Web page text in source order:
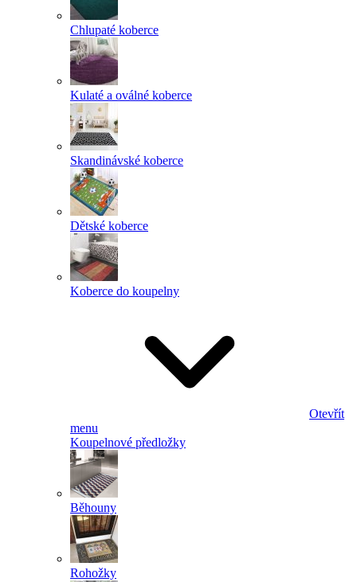
Chlupaté koberce
Kulaté a oválné koberce
Skandinávské koberce
Dětské koberce
Koberce do koupelny
Otevřít
menu
Koupelnové předložky
Běhouny
Rohožky